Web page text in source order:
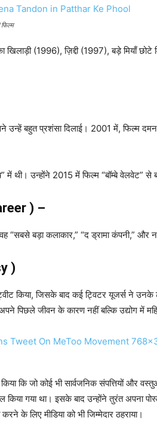
फिल्म
(1996), ज़िद्दी (1997), बड़े मियाँ
उन्हें बहुत प्रशंसा दिलाई। 2001 में, फिल्म
उन्होंने 2015 में फिल्म “बॉम्बे वेलवेट” से
) –
वह “सबसे बड़ा कलाकार,” “द ड्रामा कंपनी,”
)
किया, जिसके बाद कई ट्विटर यूजर्स ने
पिछले जीवन के कारण नहीं बल्कि उद्योग
कि जो कोई भी सार्वजनिक संपत्तियों और
गया था। इसके बाद उन्होंने तुरंत अपना
के लिए मीडिया को भी जिम्मेदार ठहराया।